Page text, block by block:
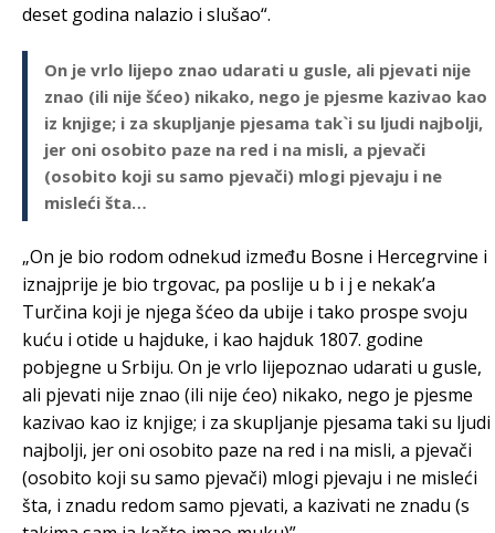
deset godina nalazio i slušao“.
On je vrlo lijepo znao udarati u gusle, ali pjevati nije
znao (ili nije šćeo) nikako, nego je pjesme kazivao kao
iz knjige; i za skupljanje pjesama tak`i su ljudi najbolji,
jer oni osobito paze na red i na misli, a pjevači
(osobito koji su samo pjevači) mlogi pjevaju i ne
misleći šta…
„On je bio rodom odnekud između Bosne i Hercegrvine i
iznajprije je bio trgovac, pa poslije u b i j e nekak’a
Turčina koji je njega šćeo da ubije i tako prospe svoju
kuću i otide u hajduke, i kao hajduk 1807. godine
pobjegne u Srbiju. On je vrlo lijepoznao udarati u gusle,
ali pjevati nije znao (ili nije ćeo) nikako, nego je pjesme
kazivao kao iz knjige; i za skupljanje pjesama taki su ljudi
najbolji, jer oni osobito paze na red i na misli, a pjevači
(osobito koji su samo pjevači) mlogi pjevaju i ne misleći
šta, i znadu redom samo pjevati, a kazivati ne znadu (s